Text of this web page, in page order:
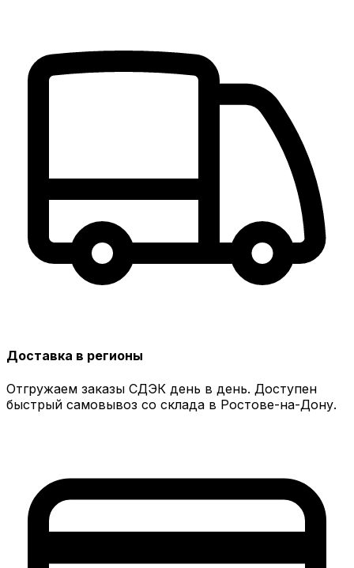
Доставка в регионы
Отгружаем заказы СДЭК день в день. Доступен
быстрый самовывоз со склада в Ростове-на-Дону.